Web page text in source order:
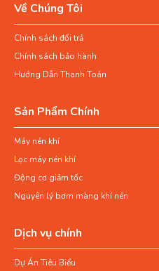
Về Chúng Tôi
Chính sách đổi trả
Chính sách bảo hành
Hướng Dẫn Thanh Toán
Sản Phẩm Chính
Máy nén khí
Lọc máy nén khí
Động cơ giảm tốc
Nguyên lý bơm màng khí nén
Dịch vụ chính
Dự Án Tiêu Biểu